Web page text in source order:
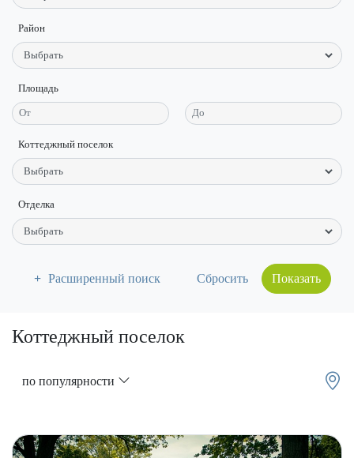
Район
Площадь
Коттеджный поселок
Отделка
Расширенный поиск Показать
Коттеджный поселок
по популярности